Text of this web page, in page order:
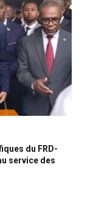
du FRD-
service des